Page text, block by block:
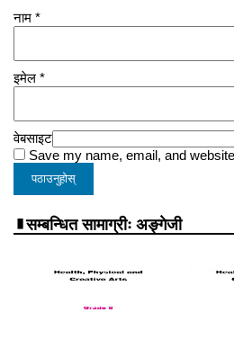
नाम *
इमेल *
वेबसाइट
Save my name, email, and
सम्बन्धित सामाग्रीः अङ्गेजी